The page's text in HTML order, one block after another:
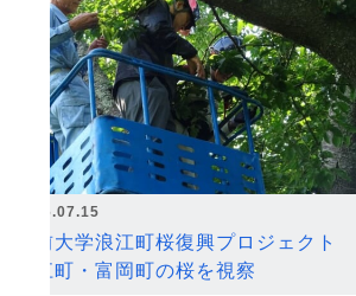
2026.07.15
弘前大学浪江町桜復興プロジェクト
浪江町・富岡町の桜を視察